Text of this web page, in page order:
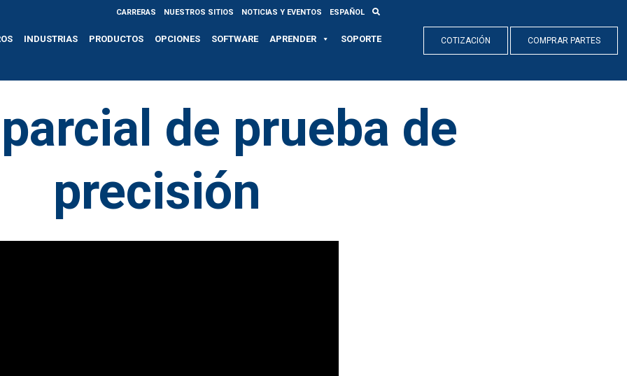
CARRERAS NUESTROS SITIOS NOTICIAS Y EVENTOS ESPAÑOL
INDUSTRIAS PRODUCTOS OPCIONES SOFTWARE APRENDER SOPORTE COTIZACIÓN COMPRAR PARTES
de prueba de
precisión